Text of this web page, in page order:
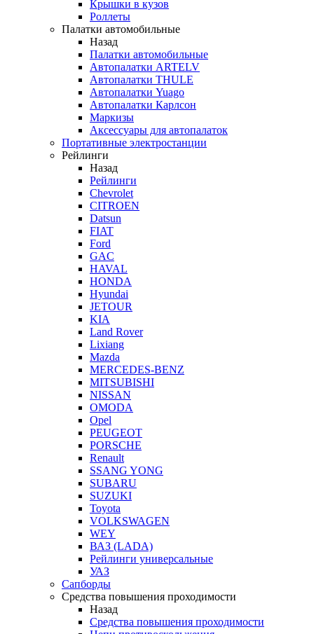
Крышки в кузов
Роллеты
Палатки автомобильные
Назад
Палатки автомобильные
Автопалатки ARTELV
Автопалатки THULE
Автопалатки Yuago
Автопалатки Карлсон
Маркизы
Аксессуары для автопалаток
Портативные электростанции
Рейлинги
Назад
Рейлинги
Chevrolet
CITROEN
Datsun
FIAT
Ford
GAC
HAVAL
HONDA
Hyundai
JETOUR
KIA
Land Rover
Lixiang
Mazda
MERCEDES-BENZ
MITSUBISHI
NISSAN
OMODA
Opel
PEUGEOT
PORSCHE
Renault
SSANG YONG
SUBARU
SUZUKI
Toyota
VOLKSWAGEN
WEY
ВАЗ (LADA)
Рейлинги универсальные
УАЗ
Сапборды
Средства повышения проходимости
Назад
Средства повышения проходимости